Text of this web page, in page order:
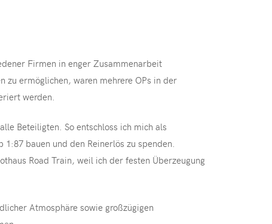
Firmen in enger Zusammenarbeit
zu ermöglichen, waren mehrere OPs in der
werden.
Beteiligten. So entschloss ich mich als
bauen und den Reinerlös zu spenden.
Road Train, weil ich der festen Überzeugung
Atmosphäre sowie großzügigen